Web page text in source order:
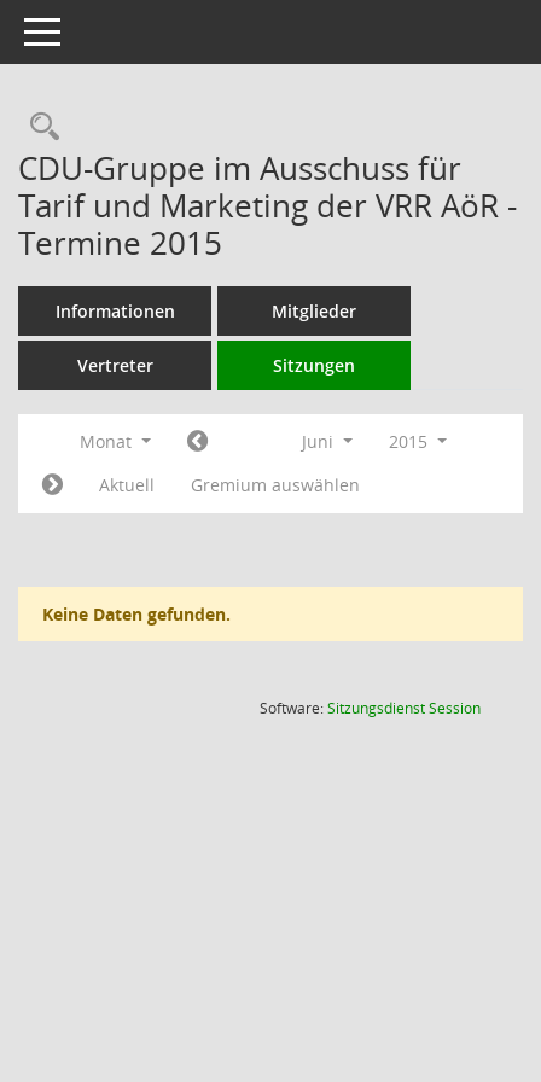
Toggle navigation
Rechercheauswahl
CDU-Gruppe im Ausschuss für
Tarif und Marketing der VRR AöR -
Termine 2015
Informationen Mitglieder
Vertreter Sitzungen
Monat Juni
2015
Aktuell
Gremium auswählen
Keine Daten gefunden.
Software:SitzungsdienstSession(Wird in